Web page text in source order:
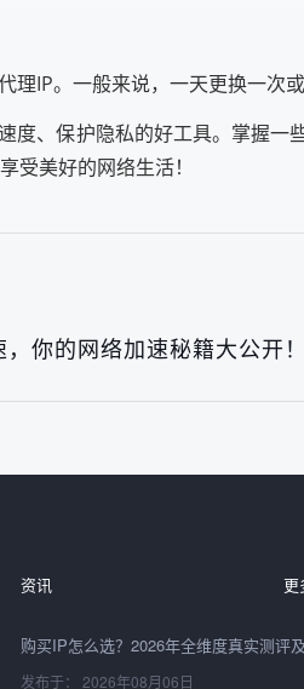
理IP。一般来说，一天更换一次
度、保护隐私的好工具。掌握
受美好的网络生活！
你的网络加速秘籍大公开！
资讯 更
发布于： 2026年08月06日
发布于： 2026年08月06日